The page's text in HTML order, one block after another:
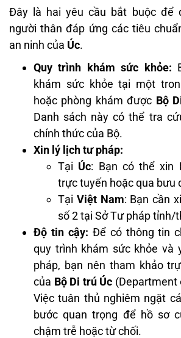
Đây là hai yêu cầu bắt buộc để
người thân đáp ứng các tiêu
an ninh của Úc.
Quy trình khám sức khỏe:
khám sức khỏe tại một
hoặc phòng khám được Bộ
Danh sách này có thể tra
chính thức của Bộ.
Xin lý lịch tư pháp:
Tại Úc: Bạn có thể xin
trực tuyến hoặc qua bưu
Tại Việt Nam: Bạn cần
số 2 tại Sở Tư pháp tỉnh/
Độ tin cậy: Để có thông tin
quy trình khám sức khỏe và
pháp, bạn nên tham khảo
của Bộ Di trú Úc (Department
Việc tuân thủ nghiêm ngặt
bước quan trọng để hồ sơ
chậm trễ hoặc từ chối.